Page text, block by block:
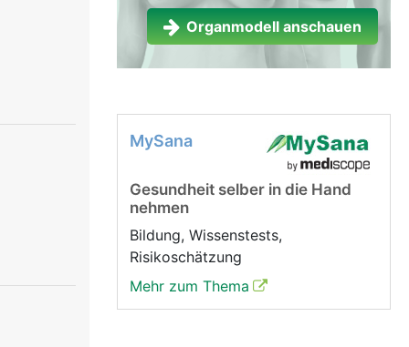
Organmodell anschauen
MySana
Gesundheit selber in die Hand
nehmen
Bildung, Wissenstests,
Risikoschätzung
Mehr zum Thema